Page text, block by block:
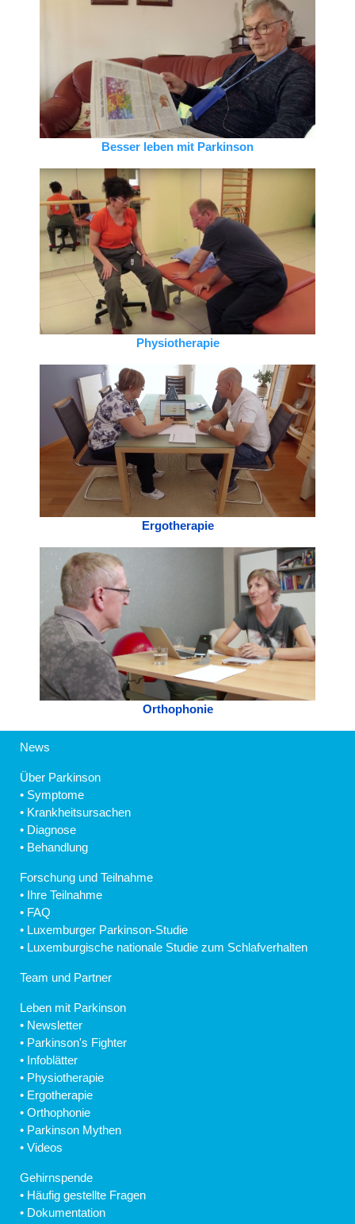
Besser leben mit Parkinson
Physiotherapie
Ergotherapie
Orthophonie
News
Über Parkinson
• Symptome
• Krankheitsursachen
• Diagnose
• Behandlung
Forschung und Teilnahme
• Ihre Teilnahme
• FAQ
• Luxemburger Parkinson-Studie
• Luxemburgische nationale Studie zum Schlafverhalten
Team und Partner
Leben mit Parkinson
• Newsletter
• Parkinson's Fighter
• Infoblätter
• Physiotherapie
• Ergotherapie
• Orthophonie
• Parkinson Mythen
• Videos
Gehirnspende
• Häufig gestellte Fragen
• Dokumentation